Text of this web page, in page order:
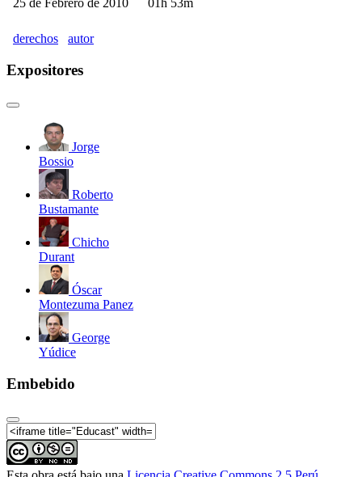
derechos autor
Expositores
Jorge
Bossio
Roberto
Bustamante
Chicho
Durant
Óscar
Montezuma Panez
George
Yúdice
Embebido